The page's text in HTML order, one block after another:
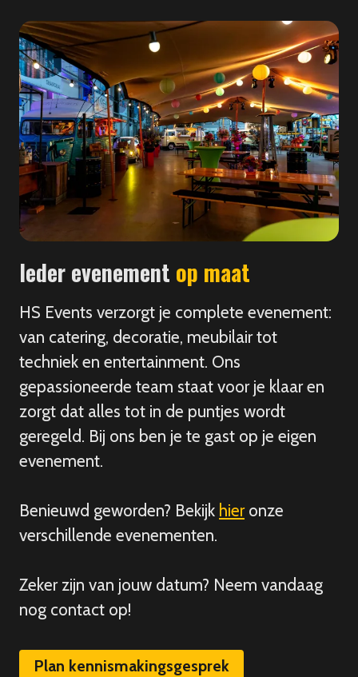
Ieder evenement op maat
HS Events verzorgt je complete evenement:
van catering, decoratie, meubilair tot
techniek en entertainment. Ons
gepassioneerde team staat voor je klaar en
zorgt dat alles tot in de puntjes wordt
geregeld. Bij ons ben je te gast op je eigen
evenement.
Benieuwd geworden? Bekijk hieronze
verschillende evenementen.
Zeker zijn van jouw datum? Neem vandaag
nog contact op!
Plan kennismakingsgesprek